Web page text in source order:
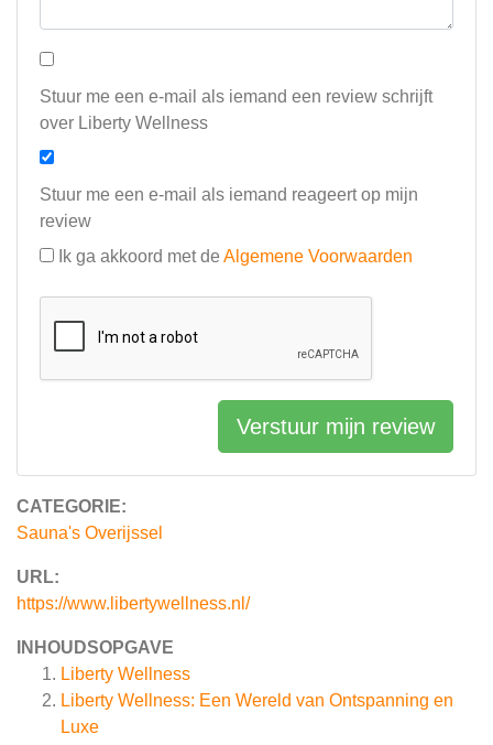
CATEGORIE:
Sauna's Overijssel
URL:
https://www.libertywellness.nl/
INHOUDSOPGAVE
Liberty Wellness
Liberty Wellness: Een Wereld van Ontspanning en
Luxe
Stuur me een e-mail als iemand een review schrijft
over Liberty Wellness
Stuur me een e-mail als iemand reageert op mijn
review
Ik ga akkoord met de Algemene Voorwaarden
Verstuur mijn review